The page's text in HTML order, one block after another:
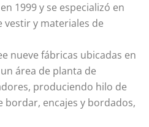
1999 y se especializó en
vestir y materiales de
nueve fábricas ubicadas en
área de planta de
produciendo hilo de
bordar, encajes y bordados,